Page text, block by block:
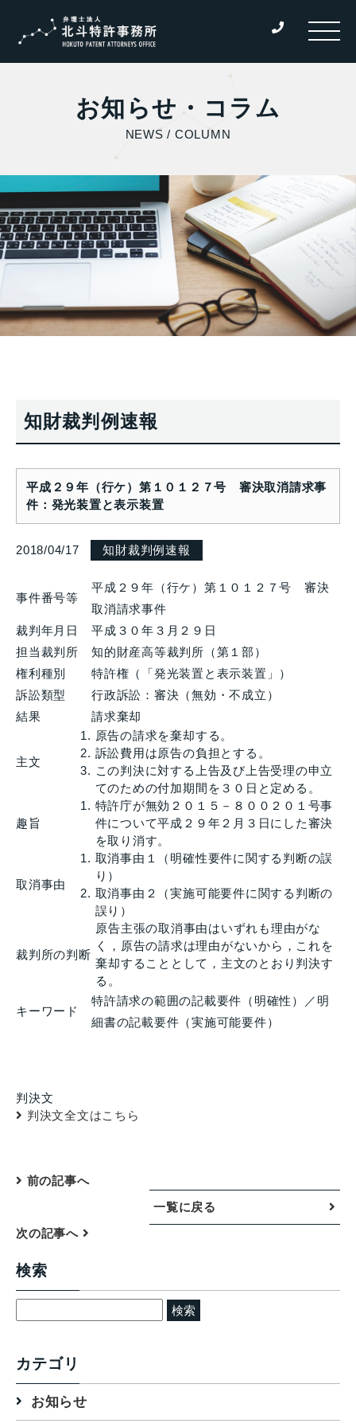
お知らせ・コラム
NEWS / COLUMN
知財裁判例速報
平成２９年（行ケ）第１０１２７号 審決取消請求事
件：発光装置と表示装置
2018/04/17 知財裁判例速報
事件番号等
平成２９年（行ケ）第１０１２７号 審決
取消請求事件
裁判年月日
平成３０年３月２９日
担当裁判所
知的財産高等裁判所（第１部）
権利種別
特許権（「発光装置と表示装置」）
訴訟類型
行政訴訟：審決（無効・不成立）
結果
請求棄却
主文
原告の請求を棄却する。
訴訟費用は原告の負担とする。
この判決に対する上告及び上告受理の申立
てのための付加期間を３０日と定める。
趣旨
特許庁が無効２０１５－８００２０１号事
件について平成２９年２月３日にした審決
を取り消す。
取消事由
取消事由１（明確性要件に関する判断の誤
り）
取消事由２（実施可能要件に関する判断の
誤り）
裁判所の判断
原告主張の取消事由はいずれも理由がな
く，原告の請求は理由がないから，これを
棄却することとして，主文のとおり判決す
る。
キーワード
特許請求の範囲の記載要件（明確性）／明
細書の記載要件（実施可能要件）
判決文
判決文全文はこちら
前の記事へ
一覧に戻る
次の記事へ
検索
索:
カテゴリ
お知らせ